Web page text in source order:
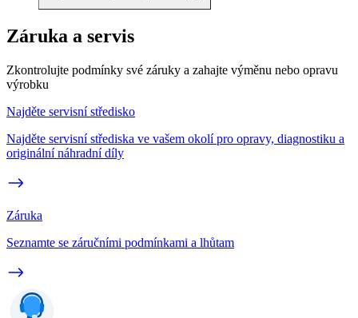
Záruka a servis
Zkontrolujte podmínky své záruky a zahajte výměnu nebo opravu
výrobku
Najděte servisní středisko
Najděte servisní střediska ve vašem okolí pro opravy, diagnostiku a
originální náhradní díly
Záruka
Seznamte se záručními podmínkami a lhůtam